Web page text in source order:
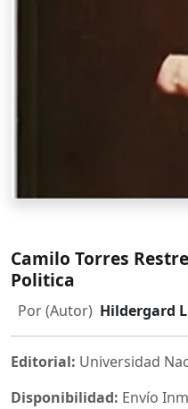
Camilo Torres
Politica
Por (Autor) Hildergard
Editorial: Universidad
Disponibilidad: Envío